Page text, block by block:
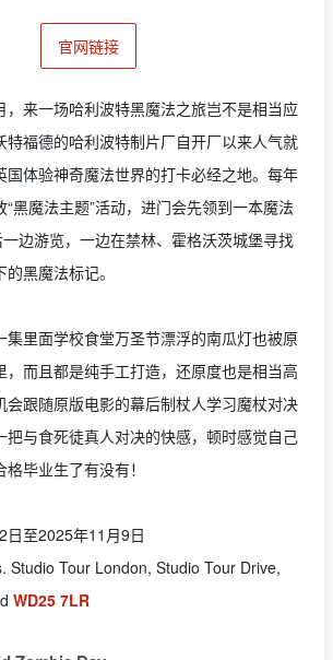
官网链接
，来一场哈利波特黑魔法之旅岂不是相当应
特福德的哈利波特制片厂自开厂以来人气就
国体验神奇魔法世界的打卡必经之地。每年
黑魔法主题”活动，进门会先领到一本魔法
一边游览，一边在禁林、霍格沃茨城堡寻找
黑魔法标记。
集里面学校食堂万圣节漂浮的南瓜灯也被原
，而且都是纯手工打造，还原度也是相当高
会跟随原版电影的幕后制杖人学习魔杖对决
把与食死徒真人对决的快感，顿时感觉自己
毕业生了有没有！
日至2025年11月9日
Studio Tour London, Studio Tour Drive,
WD25 7LR